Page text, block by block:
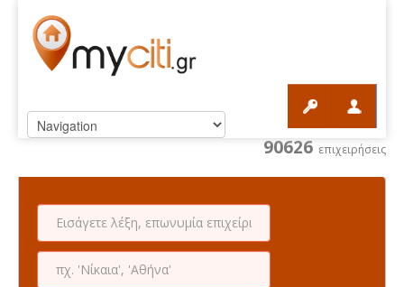
90626 επιχειρήσεις